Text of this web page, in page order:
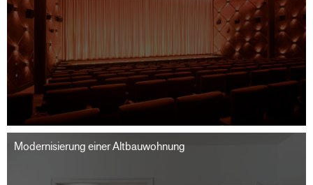
Modernisierung einer Altbauwohnung